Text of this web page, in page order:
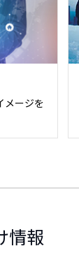
メージを
情報